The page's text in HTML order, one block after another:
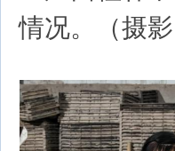
情况。（摄影